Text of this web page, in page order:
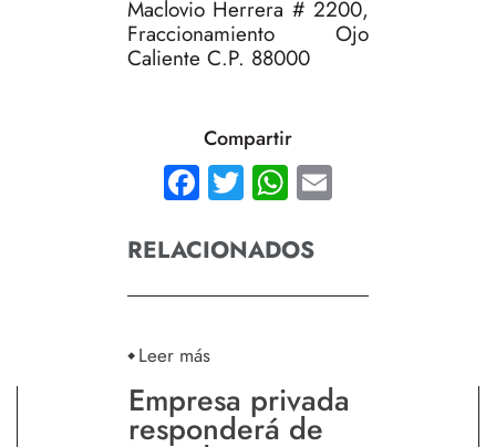
Maclovio Herrera # 2200,
Fraccionamiento Ojo
Caliente C.P. 88000
Compartir
Facebook
TwitterWhatsApp
RELACIONADOS
Leer más
Empresa privada
responderá de